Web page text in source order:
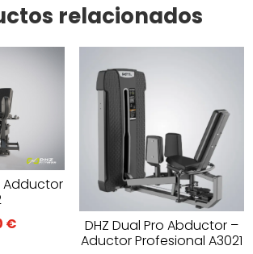
relacionados
Adductor
€
DHZ Dual Pro Abductor –
Aductor Profesional A3021